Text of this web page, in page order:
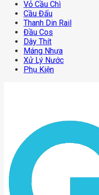
Vỏ Cầu Chì
Cầu Đấu
Thanh Din Rail
Đầu Cos
Dây Thít
Máng Nhựa
Xử Lý Nước
Phụ Kiện